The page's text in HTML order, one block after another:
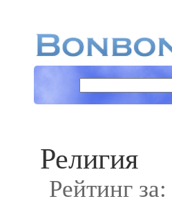
Религия
Рейтинг за: